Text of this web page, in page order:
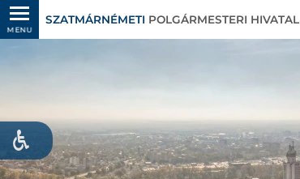
MENU
SZATMÁRNÉMETI POLGÁRMESTERI HIVATAL